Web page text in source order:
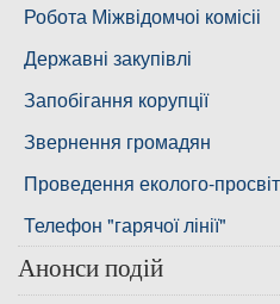
Басейнова рада нижнього
Басейнова рада річок
Робота Міжвідомчоі комісіі
Державні закупівлі
Запобігання корупції
Звернення громадян
Проведення еколого-
Телефон "гарячої лінії"
Анонси подій